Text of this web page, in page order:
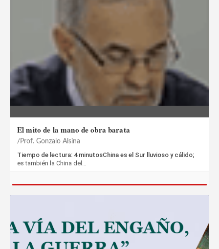
El mito de la mano de obra barata
Prof. Gonzalo Alsina
Tiempo de lectura: 4 minutosChina es el Sur lluvioso y cálido;
es también la China del…